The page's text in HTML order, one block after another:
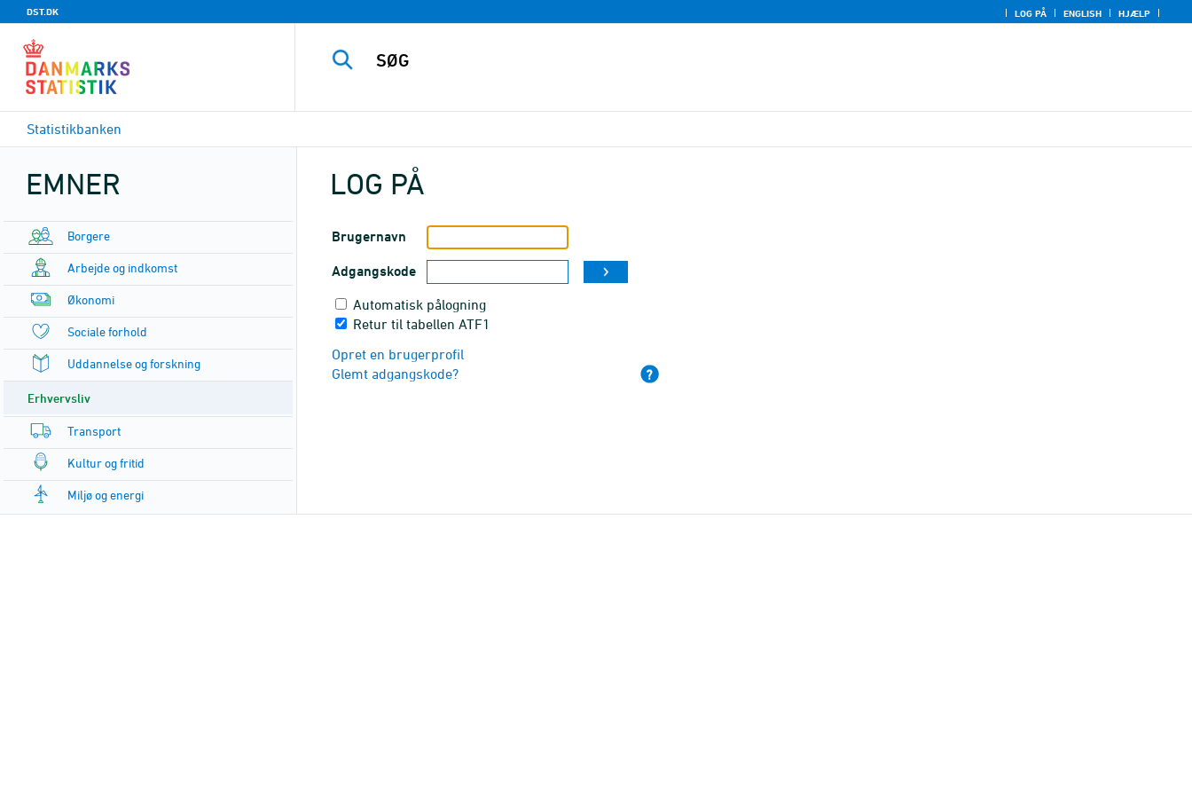
DST.DK LOG PÅ ENGLISH HJÆLP
Statistikbanken
EMNER
Borgere
Arbejde og indkomst
Økonomi
Sociale forhold
Uddannelse og forskning
Erhvervsliv
Transport
Kultur og fritid
Miljø og energi
LOG PÅ
Brugernavn
Adgangskode
Automatisk pålogning
Retur til tabellen ATF1
Opret en brugerprofil
Glemt adgangskode?